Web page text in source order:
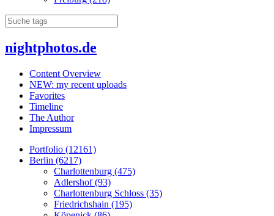
nightphotos.de
Content Overview
NEW: my recent uploads
Favorites
Timeline
The Author
Impressum
Portfolio (12161)
Berlin (6217)
Charlottenburg (475)
Adlershof (93)
Charlottenburg Schloss (35)
Friedrichshain (195)